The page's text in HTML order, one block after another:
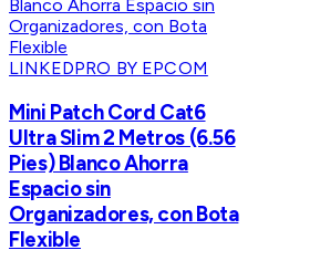
LINKEDPRO BY EPCOM
Mini Patch Cord Cat6
Ultra Slim 2 Metros (6.56
Pies) Blanco Ahorra
Espacio sin
Organizadores, con Bota
Flexible